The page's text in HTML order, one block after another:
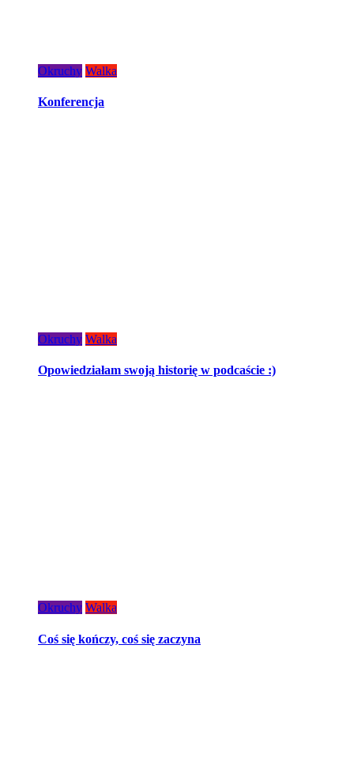
Okruchy Walka
Konferencja
Okruchy Walka
Opowiedziałam swoją historię w podcaście :)
Okruchy Walka
Coś się kończy, coś się zaczyna